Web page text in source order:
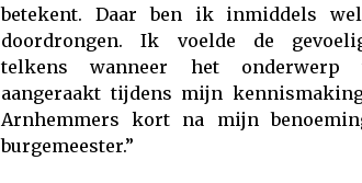
betekent. Daar ben ik inmiddels
doordrongen. Ik voelde de
telkens wanneer het onderwerp
aangeraakt tijdens mijn
Arnhemmers kort na mijn
burgemeester.”